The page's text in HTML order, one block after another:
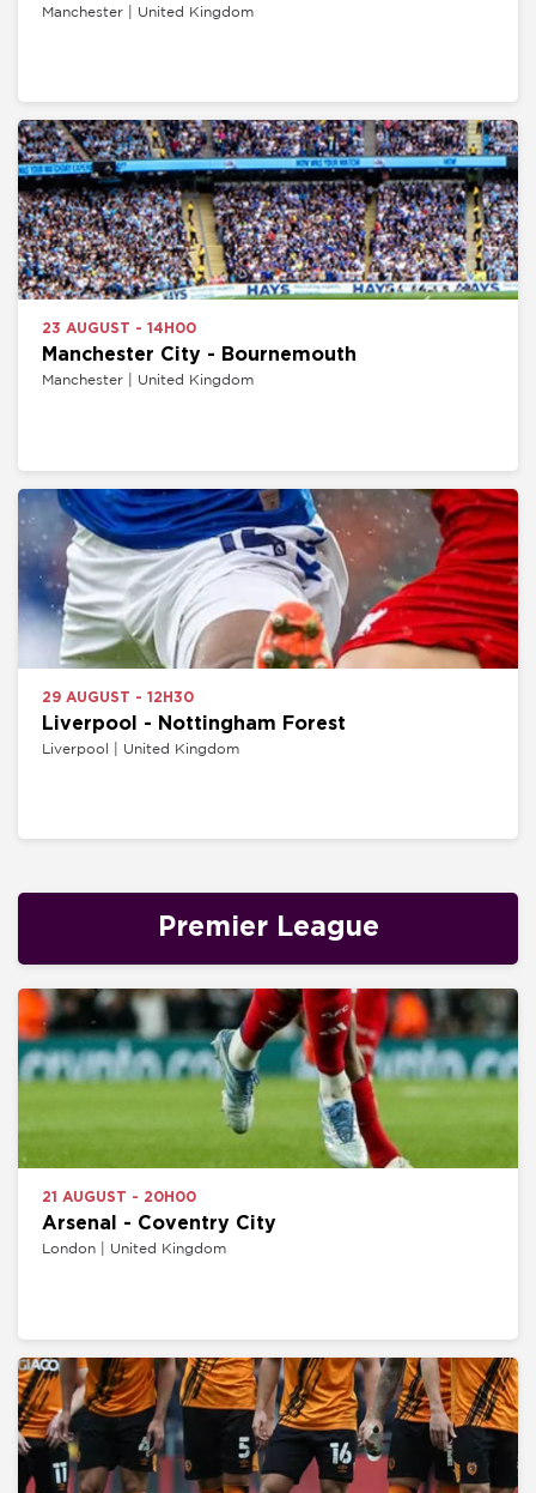
Manchester | United Kingdom
23 AUGUST - 14H00
Manchester City - Bournemouth
Manchester | United Kingdom
29 AUGUST - 12H30
Liverpool - Nottingham Forest
Liverpool | United Kingdom
Premier League
21 AUGUST - 20H00
Arsenal - Coventry City
London | United Kingdom